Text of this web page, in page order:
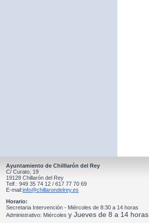
Ayuntamiento de Chilllarón del Rey
C/ Curato, 19
19128 Chillarón del Rey
Telf.: 949 35 74 12 / 617 77 70 69
E-mail:info@chillarondelrey.es
Horario:
Secretaria Intervención - Miércoles de 8:30 a 14 horas
Administrativo: Miércoles y Jueves de 8 a 14 horas